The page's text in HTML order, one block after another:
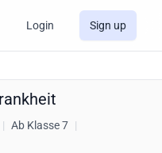
Login Sign up
| Ab Klasse 7 |